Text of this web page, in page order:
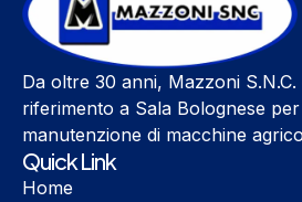
Da oltre 30 anni, Mazzoni
riferimento a Sala Bolognese
manutenzione di macchine
Quick Link
Home